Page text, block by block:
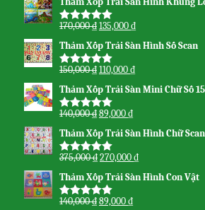
Được xếp
sao
170,000₫135,000₫
Thảm Xốp Trải Sàn Hình Số Scan
Được xếp
sao
150,000₫110,000₫
Thảm Xốp Trải Sàn Mini Chữ Số
Được xếp
sao
140,000₫89,000₫
Thảm Xốp Trải Sàn Hình Chữ Scan
Được xếp
sao
375,000₫270,000₫
Thảm Xốp Trải Sàn Hình Con Vật
Được xếp
140,000₫89,000₫